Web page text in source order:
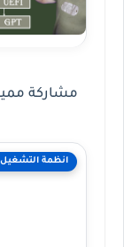
مشاركة
انظمة التشغيل Operating System